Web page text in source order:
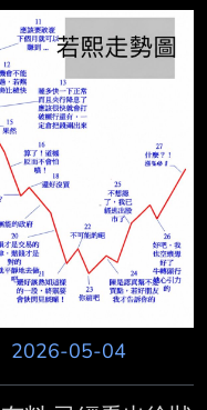
個方向想 這已經是
後的徐是不是只會
2026-05-04